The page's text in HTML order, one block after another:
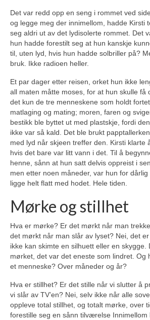
Det var redd opp en seng i rommet ved
og legge meg der innimellom, hadde Kirsti
seg aldri ut av det lydisolerte rommet. Det
hun hadde forestilt seg at hun kanskje
til, uten lyd, hvis hun hadde solbriller på?
bruk. Ikke radioen heller.
Et par dager etter reisen, orket hun ikke
all maten måtte moses, for at hun skulle få
det kun de tre menneskene som holdt
matlaging og mating; moren, faren og
bestikk ble byttet ut med plastskje, fordi
ikke var så kald. Det ble brukt
med lyd når skjeen treffer den. Kirsti klarte
hvis det bare var litt vann i det. Til å
henne, sånn at hun satt delvis oppreist i
men etter noen måneder, var hun for
ligge helt flatt med hodet. Hele tiden.
Mørke og stillhet
Hva er mørke? Er det mørkt når man
det mørkt når man slår av lyset? Nei, det
ikke kan skimte en silhuett eller en skygge.
mørket, det var det eneste som lindret. Og
et menneske? Over måneder og år?
Hva er stillhet? Er det stille når vi slutter å
vi slår av TV’en? Nei, selv ikke når alle
oppleve total stillhet, og totalt mørke, over
forestille seg en sånn tilværelse Innimellom